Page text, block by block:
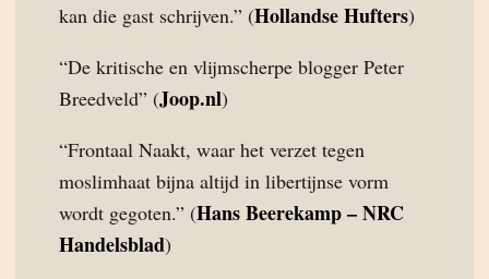
kan die gast schrijven.” (Hollandse Hufters)
“De kritische en vlijmscherpe blogger Peter
Breedveld” (Joop.nl)
“Frontaal Naakt, waar het verzet tegen
moslimhaat bijna altijd in libertijnse vorm
wordt gegoten.” (Hans Beerekamp – NRC
Handelsblad)